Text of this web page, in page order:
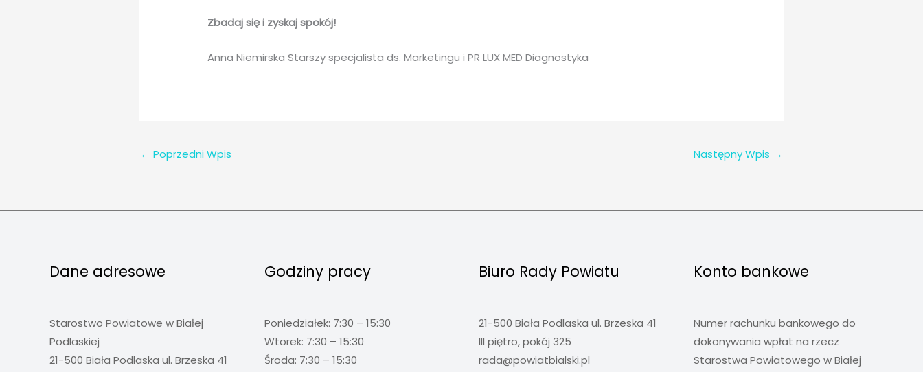
Zbadaj się i zyskaj spokój!
Anna Niemirska Starszy specjalista ds. Marketingu i PR LUX MED Diagnostyka
← Poprzedni Wpis Następny Wpis →
Dane adresowe
Starostwo Powiatowe w Białej
Podlaskiej
21-500 Biała Podlaska ul. Brzeska 41
Godziny pracy
Poniedziałek: 7:30 – 15:30
Wtorek: 7:30 – 15:30
Środa: 7:30 – 15:30
Biuro Rady Powiatu
21-500 Biała Podlaska ul. Brzeska 41
III piętro, pokój 325
rada@powiatbialski.pl
Konto bankowe
Numer rachunku bankowego do
dokonywania wpłat na rzecz
Starostwa Powiatowego w Białej